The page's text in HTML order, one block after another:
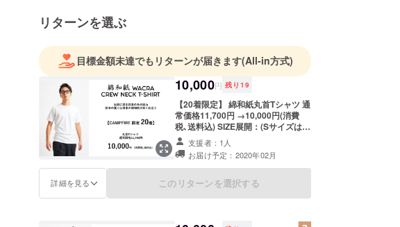
リターンを選ぶ
目標金額未達でもリターンが届きます(All-in方式)
10,000円 残り 19
【20着限定】 綿和紙丸首Tシャツ 通
常価格11,700円 →10,000円(消費
税､送料込) SIZE展開：(Sサイズは
作っていません）M・L・LL・2L※サ
イズ詳細は本文の商品説明にござい
ます。 ALL MADE IN JAPAN
支援者：1人
お届け予定：2020年02月
詳細を見る このリターンを選択する